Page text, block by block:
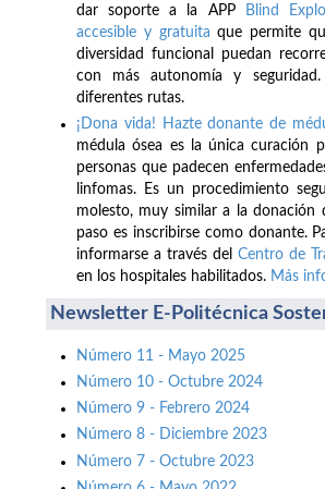
dar soporte a la APP
Blind
accesible y gratuita que permite
diversidad funcional puedan
con más autonomía y
diferentes rutas.
¡Dona vida! Hazte donante de
médula ósea es la única curación
personas que padecen
linfomas. Es un procedimiento
molesto, muy similar a la donación
paso es inscribirse como donante.
informarse a través del Centro de
en los hospitales habilitados. Más
Newsletter E-Politécnica
Número 11 - Mayo 2025
Número 10 - Octubre 2024
Número 9 - Febrero 2024
Número 8 - Diciembre 2023
Número 7 - Octubre 2023